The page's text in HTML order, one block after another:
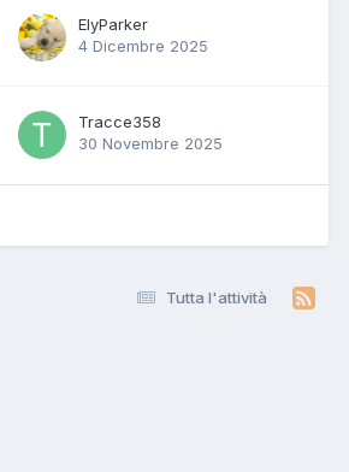
ElyParker
4 Dicembre 2025
Tracce358
30 Novembre 2025
Tutta l'attività